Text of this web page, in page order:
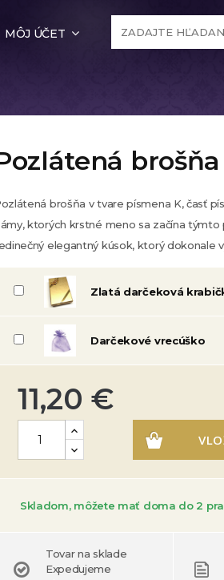
MÔJ ÚČET
brošňa v tvare písmena K, časť
ktorých krstné meno sa začína
elegantný kúsok, ktorý dokonale
Zlatá darčeková
Darčekové vrecúško
11,20 €
Skladom, môžete mať doma do 2
Tovar na sklade
Expedujeme